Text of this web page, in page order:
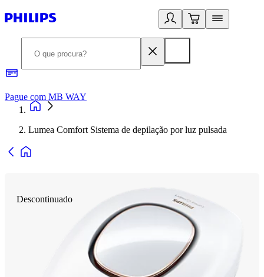
Pague com MB WAY
Lumea Comfort Sistema de depilação por luz pulsada
Descontinuado